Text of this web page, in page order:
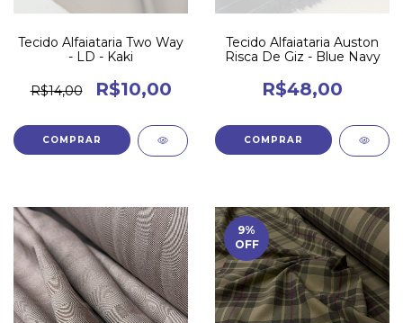
Tecido Alfaiataria Two Way
- LD - Kaki
R$14,00 R$10,00
Tecido Alfaiataria Auston
Risca De Giz - Blue Navy
R$48,00
9%
OFF